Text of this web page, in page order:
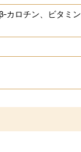
カロチン、ビタミ